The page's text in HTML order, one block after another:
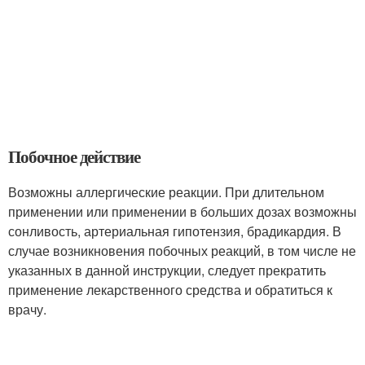
Побочное действие
Возможны аллергические реакции. При длительном
применении или применении в больших дозах возможны
сонливость, артериальная гипотензия, брадикардия. В
случае возникновения побочных реакций, в том числе не
указанных в данной инструкции, следует прекратить
применение лекарственного средства и обратиться к
врачу.